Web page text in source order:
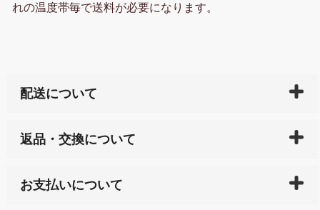
れの温度帯毎で送料が必要になります。
配送について
天ペイ」の方はご注文受付後）、 長崎県下全域に点在
サイト内で購入された商品の送料は、こちらの
全国送
返品・交換について
または配送途中の 事故などで不都合が生じている場合
お支払いについて